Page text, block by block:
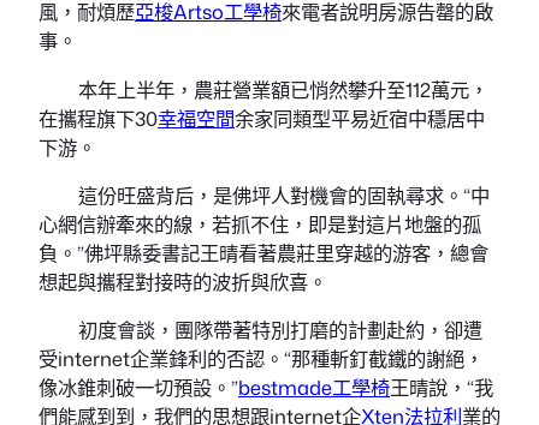
風，耐煩歷亞梭Artso工學椅來電者說明房源告罄的啟
事。
本年上半年，農莊營業額已悄然攀升至112萬元，
在攜程旗下30幸福空間余家同類型平易近宿中穩居中
下游。
這份旺盛背后，是佛坪人對機會的固執尋求。“中
心網信辦牽來的線，若抓不住，即是對這片地盤的孤
負。”佛坪縣委書記王晴看著農莊里穿越的游客，總會
想起與攜程對接時的波折與欣喜。
初度會談，團隊帶著特別打磨的計劃赴約，卻遭
受internet企業鋒利的否認。“那種斬釘截鐵的謝絕，
像冰錐刺破一切預設。”bestmade工學椅王晴說，“我
們能感到到，我們的思想跟internet企Xten法拉利業的